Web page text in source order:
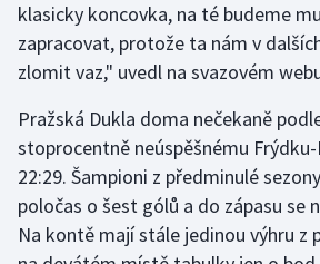
Gymnastika
Házená
Jezdectví
Judo
Krasobruslení
klasicky koncovka, na té budeme
zapracovat, protože ta nám v
zlomit vaz," uvedl na svazovém
Pražská Dukla doma nečekaně
stoprocentně neúspěšnému
22:29. Šampioni z předminulé
poločas o šest gólů a do zápasu se
Na kontě mají stále jedinou výhru z